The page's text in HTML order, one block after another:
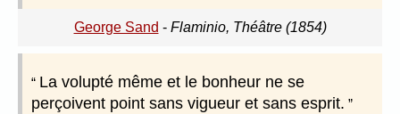
George Sand - Flaminio, Théâtre (1854)
La volupté même et le bonheur ne se
perçoivent point sans vigueur et sans esprit.